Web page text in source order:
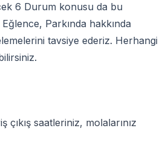
6 Durum konusu da bu
Parkında hakkında
tavsiye ederiz. Herhangi
saatleriniz, molalarınız